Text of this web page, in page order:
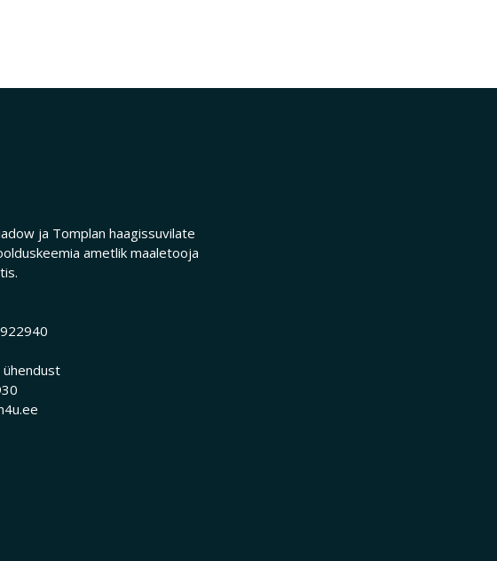
ja Tomplan haagissuvilate
ametlik maaletooja